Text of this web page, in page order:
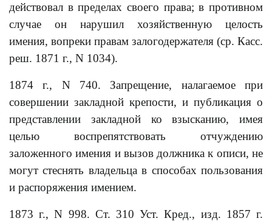
действовал в пределах своего права; в противном
случае он нарушил хозяйственную целость
имения, вопреки правам залогодержателя (ср. Касс.
реш. 1871 г., N 1034).
1874 г., N 740. Запрещение, налагаемое при
совершении закладной крепости, и публикация о
представлении закладной ко взысканию, имея
целью воспрепятствовать отчуждению
заложенного имения и вызов должника к описи, не
могут стеснять владельца в способах пользования
и распоряжения имением.
1873 г., N 998. Ст. 310 Уст. Кред., изд. 1857 г.